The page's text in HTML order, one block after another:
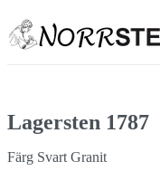
Lagersten 1787
Färg Svart Granit